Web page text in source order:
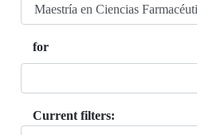
for
Current filters: